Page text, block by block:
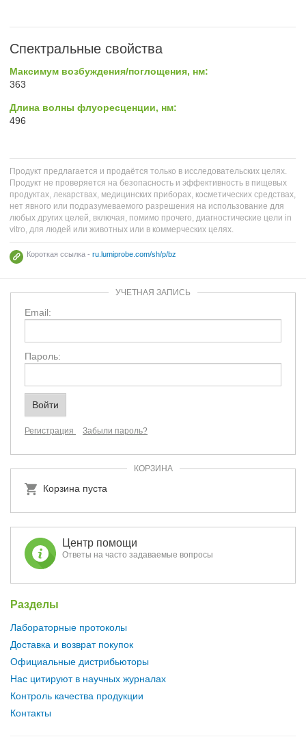
Спектральные свойства
Максимум возбуждения/поглощения, нм:
363
Длина волны флуоресценции, нм:
496
Продукт предлагается и продаётся только в исследовательских целях.
Продукт не проверяется на безопасность и эффективность в пищевых
продуктах, лекарствах, медицинских приборах, косметических средствах,
нет явного или подразумеваемого разрешения на использование для
любых других целей, включая, помимо прочего, диагностические цели in
vitro, для людей или животных или в коммерческих целях.
Короткая ссылка - ru.lumiprobe.com/sh/p/bz
УЧЕТНАЯ ЗАПИСЬ
Email:
Пароль:
Регистрация Забыли пароль?
КОРЗИНА
Корзина пуста
Центр помощи
Ответы на часто задаваемые вопросы
Разделы
Лабораторные протоколы
Доставка и возврат покупок
Официальные дистрибьюторы
Нас цитируют в научных журналах
Контроль качества продукции
Контакты